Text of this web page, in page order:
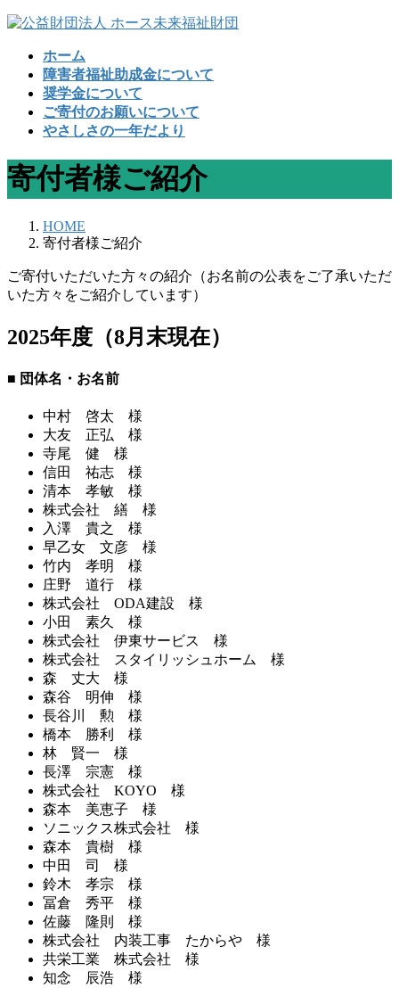
コ
ッ
プ
ナ
移
動
ホーム
障害者福祉助成金について
奨学金について
ご寄付のお願いについて
やさしさの一年だより
寄付者様ご紹介
HOME
寄付者様ご紹介
ご寄付いただいた方々の紹介（お名前の公表をご了承いただ
いた方々をご紹介しています）
2025年度（8月末現在）
■ 団体名・お名前
中村 啓太 様
大友 正弘 様
寺尾 健 様
信田 祐志 様
清本 孝敏 様
株式会社 繕 様
入澤 貴之 様
早乙女 文彦 様
竹内 孝明 様
庄野 道行 様
株式会社 ODA建設 様
小田 素久 様
株式会社 伊東サービス 様
株式会社 スタイリッシュホーム 様
森 丈大 様
森谷 明伸 様
長谷川 勲 様
橋本 勝利 様
林 賢一 様
長澤 宗憲 様
株式会社 KOYO 様
森本 美恵子 様
ソニックス株式会社 様
森本 貴樹 様
中田 司 様
鈴木 孝宗 様
冨倉 秀平 様
佐藤 隆則 様
株式会社 内装工事 たからや 様
共栄工業 株式会社 様
知念 辰浩 様